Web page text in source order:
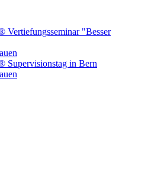
Vertiefungsseminar "Besser
Supervisionstag in Bern